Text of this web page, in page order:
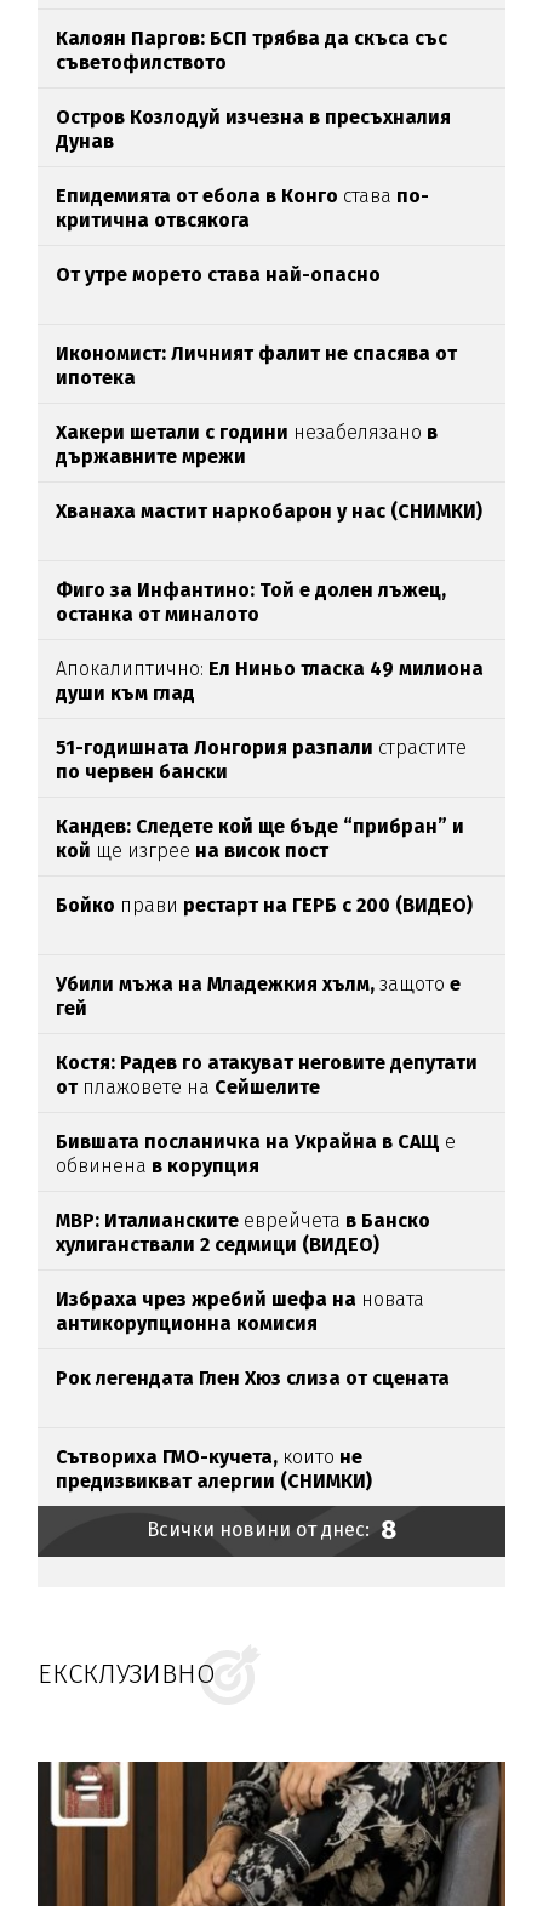
Калоян Паргов: БСП трябва да скъса със
съветофилството
Остров Козлодуй изчезна в пресъхналия
Дунав
Епидемията от ебола в Конго става по-
критична отвсякога
От утре морето става най-опасно
Икономист: Личният фалит не спасява от
ипотека
Хакери шетали с години незабелязано в
държавните мрежи
Хванаха мастит наркобарон у нас (СНИМКИ)
Фиго за Инфантино: Той е долен лъжец,
останка от миналото
Апокалиптично: Ел Ниньо тласка 49 милиона
души към глад
51-годишната Лонгория разпали страстите
по червен бански
Кандев: Следете кой ще бъде “прибран” и
кой ще изгрее на висок пост
Бойко прави рестарт на ГЕРБ с 200 (ВИДЕО)
Убили мъжа на Младежкия хълм,защото е
гей
Костя: Радев го атакуват неговите депутати
отплажовете на Сейшелите
Бившата посланичка на Украйна в САЩ е
обвинена в корупция
МВР: Италианските еврейчета в Банско
хулиганствали 2 седмици (ВИДЕО)
Избраха чрез жребий шефа на новата
антикорупционна комисия
Рок легендата Глен Хюз слиза от сцената
Сътвориха ГМО-кучета, които не
предизвикват алергии (СНИМКИ)
Всички новини от днес: 8
ЕКСКЛУЗИВНО